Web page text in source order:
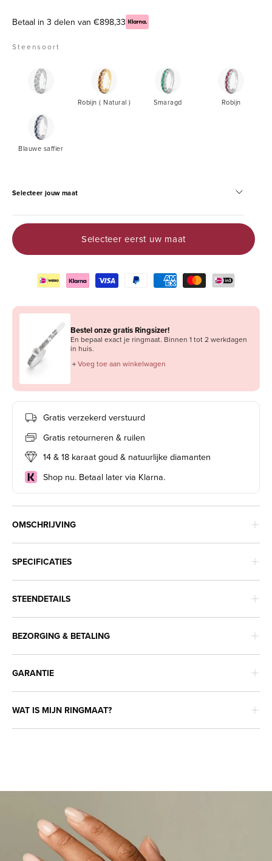
Betaal in 3 delen van €898,33
Steensoort
Robijn
(
Natural
Robijn ( Natural )
Smaragd
Smaragd
Robijn
Robijn
Blauwe
saffier
Blauwe saffier
Selecteer jouw maat
Selecteer eerst uw maat
Bestel onze gratis Ringsizer!
En bepaal exact je ringmaat. Binnen 1 tot 2 werkdagen
in huis.
＋Voeg toe aan winkelwagen
Gratis verzekerd verstuurd
Gratis retourneren & ruilen
14 & 18 karaat goud & natuurlijke diamanten
Shop nu. Betaal later via Klarna.
OMSCHRIJVING
SPECIFICATIES
STEENDETAILS
BEZORGING & BETALING
GARANTIE
WAT IS MIJN RINGMAAT?